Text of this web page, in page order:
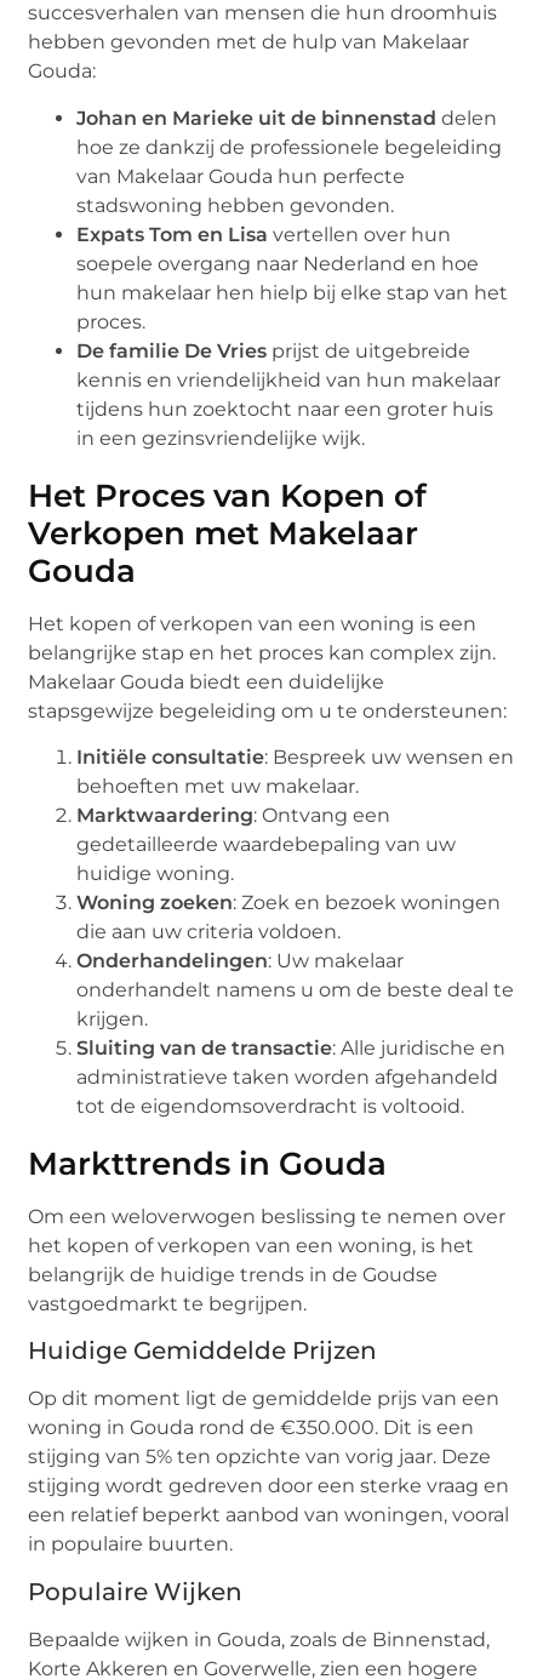
succesverhalen van mensen die hun droomhuis
hebben gevonden met de hulp van Makelaar
Gouda:
Johan en Marieke uit de binnenstad delen
hoe ze dankzij de professionele begeleiding
van Makelaar Gouda hun perfecte
stadswoning hebben gevonden.
Expats Tom en Lisa vertellen over hun
soepele overgang naar Nederland en hoe
hun makelaar hen hielp bij elke stap van het
proces.
De familie De Vries prijst de uitgebreide
kennis en vriendelijkheid van hun makelaar
tijdens hun zoektocht naar een groter huis
in een gezinsvriendelijke wijk.
Het Proces van Kopen of
Verkopen met Makelaar
Gouda
Het kopen of verkopen van een woning is een
belangrijke stap en het proces kan complex zijn.
Makelaar Gouda biedt een duidelijke
stapsgewijze begeleiding om u te ondersteunen:
Initiële consultatie: Bespreek uw wensen en
behoeften met uw makelaar.
Marktwaardering: Ontvang een
gedetailleerde waardebepaling van uw
huidige woning.
Woning zoeken: Zoek en bezoek woningen
die aan uw criteria voldoen.
Onderhandelingen: Uw makelaar
onderhandelt namens u om de beste deal te
krijgen.
Sluiting van de transactie: Alle juridische en
administratieve taken worden afgehandeld
tot de eigendomsoverdracht is voltooid.
Markttrends in Gouda
Om een weloverwogen beslissing te nemen over
het kopen of verkopen van een woning, is het
belangrijk de huidige trends in de Goudse
vastgoedmarkt te begrijpen.
Huidige Gemiddelde Prijzen
Op dit moment ligt de gemiddelde prijs van een
woning in Gouda rond de €350.000. Dit is een
stijging van 5% ten opzichte van vorig jaar. Deze
stijging wordt gedreven door een sterke vraag en
een relatief beperkt aanbod van woningen, vooral
in populaire buurten.
Populaire Wijken
Bepaalde wijken in Gouda, zoals de Binnenstad,
Korte Akkeren en Goverwelle, zien een hogere